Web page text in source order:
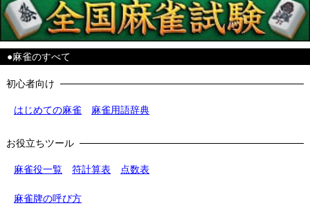
●麻雀のすべて
初心者向け
はじめての麻雀 麻雀用語辞典
お役立ちツール
麻雀役一覧 符計算表 点数表
麻雀牌の呼び方